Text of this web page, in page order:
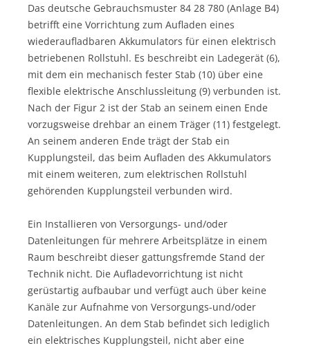
Das deutsche Gebrauchsmuster 84 28 780 (Anlage B4)
betrifft eine Vorrichtung zum Aufladen eines
wiederaufladbaren Akkumulators für einen elektrisch
betriebenen Rollstuhl. Es beschreibt ein Ladegerät (6),
mit dem ein mechanisch fester Stab (10) über eine
flexible elektrische Anschlussleitung (9) verbunden ist.
Nach der Figur 2 ist der Stab an seinem einen Ende
vorzugsweise drehbar an einem Träger (11) festgelegt.
An seinem anderen Ende trägt der Stab ein
Kupplungsteil, das beim Aufladen des Akkumulators
mit einem weiteren, zum elektrischen Rollstuhl
gehörenden Kupplungsteil verbunden wird.
Ein Installieren von Versorgungs- und/oder
Datenleitungen für mehrere Arbeitsplätze in einem
Raum beschreibt dieser gattungsfremde Stand der
Technik nicht. Die Aufladevorrichtung ist nicht
gerüstartig aufbaubar und verfügt auch über keine
Kanäle zur Aufnahme von Versorgungs-und/oder
Datenleitungen. An dem Stab befindet sich lediglich
ein elektrisches Kupplungsteil, nicht aber eine